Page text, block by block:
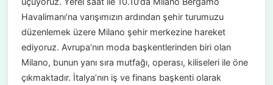
Havalimanı‘na varışımızın ardından şehir turumuzu
düzenlemek üzere Milano şehir merkezine hareket
ediyoruz. Avrupa’nın moda başkentlerinden biri olan
Milano, bunun yanı sıra mutfağı, operası, kiliseleri ile öne
çıkmaktadır. İtalya’nın iş ve finans başkenti olarak